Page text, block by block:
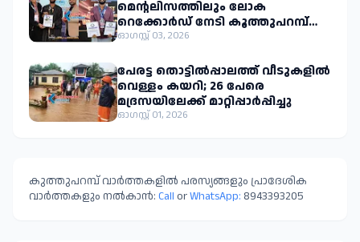
മെന്റലിസത്തിലും ലോക
റെക്കോർഡ് നേടി കൂത്തുപറമ്പ്
സ്വദേശി മുഹമ്മദ് ഇജാസ് എം.പി.
ഓഗസ്റ്റ് 03, 2026
പേരട്ട തൊട്ടിൽപ്പാലത്ത് വീടുകളിൽ
വെള്ളം കയറി; 26 പേരെ
മദ്രസയിലേക്ക് മാറ്റിപ്പാർപ്പിച്ചു
ഓഗസ്റ്റ് 01, 2026
കുത്തുപറമ്പ് വാർത്തകളിൽ പരസ്യങ്ങളും പ്രാദേശിക
വാർത്തകളും നൽകാൻ: Call orWhatsApp: 8943393205